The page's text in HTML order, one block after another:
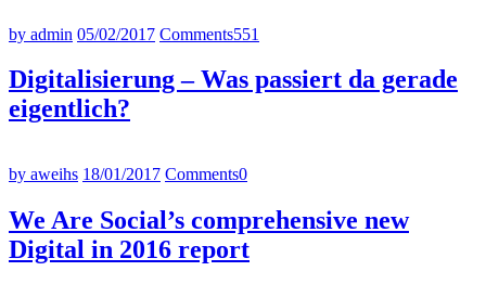
by admin 05/02/2017 Comments551
Digitalisierung – Was passiert da gerade
eigentlich?
by aweihs 18/01/2017 Comments0
We Are Social’s comprehensive new
Digital in 2016 report